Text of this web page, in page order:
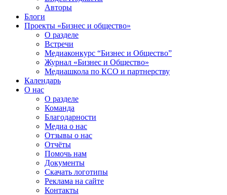
Авторы
Блоги
Проекты «Бизнес и общество»
О разделе
Встречи
Медиаконкурс “Бизнес и Общество”
Журнал «Бизнес и Общество»
Медиашкола по КСО и партнерству
Календарь
О нас
О разделе
Команда
Благодарности
Медиа о нас
Отзывы о нас
Отчёты
Помочь нам
Документы
Скачать логотипы
Реклама на сайте
Контакты